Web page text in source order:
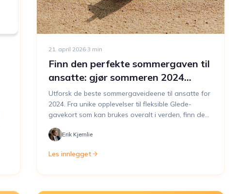
21. april 2026·3 min
Finn den perfekte sommergaven til
ansatte: gjør sommeren 2024
uforglemmelig
Utforsk de beste sommergaveideene til ansatte for
2024. Fra unike opplevelser til fleksible Glede-
gavekort som kan brukes overalt i verden, finn den
Erik Kjernlie
Les innlegget